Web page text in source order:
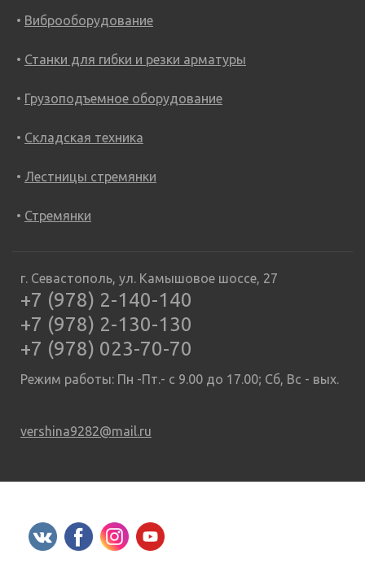
Виброоборудование
Станки для гибки и резки арматуры
Грузоподъемное оборудование
Складская техника
Лестницы стремянки
Стремянки
г. Севастополь, ул. Камышовое шоссе, 27
+7 (978) 2-140-140
+7 (978) 2-130-130
+7 (978) 023-70-70
Режим работы: Пн -Пт.- с 9.00 до 17.00; Сб, Вс - вых.
vershina9282@mail.ru